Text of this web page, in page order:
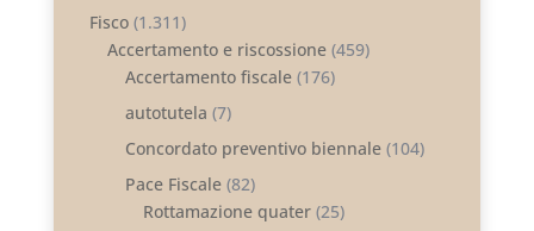
Fisco(1.311)
Accertamento e riscossione(459)
Accertamento fiscale(176)
autotutela (7)
Concordato preventivo biennale(104)
Pace Fiscale(82)
Rottamazione quater(25)